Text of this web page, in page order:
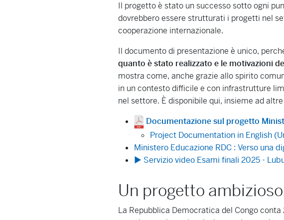
Il progetto è stato un successo sotto ogni
dovrebbero essere strutturati i progetti nel
cooperazione internazionale.
Il documento di presentazione è unico,
quanto è stato realizzato e le motivazioni
mostra come, anche grazie allo spirito
in un contesto difficile e con infrastrutture
nel settore. È disponibile qui, insieme ad
Documentazione sul progetto
Project Documentation in English
Ministero Educazione RDC : Verso una
▶ Servizio video Esami finali 2025 -
Un progetto
La Repubblica Democratica del Congo